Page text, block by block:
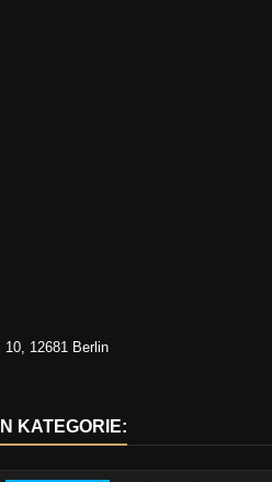
10, 12681 Berlin
KATEGORIE: